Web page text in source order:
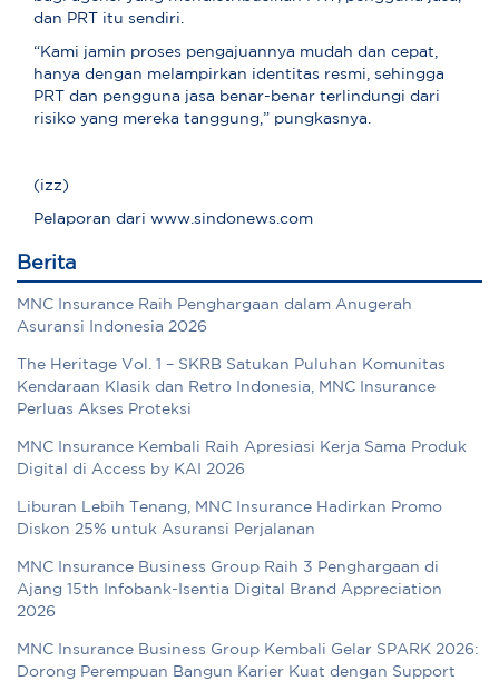
dan PRT itu sendiri.
“Kami jamin proses pengajuannya mudah dan cepat,
hanya dengan melampirkan identitas resmi, sehingga
PRT dan pengguna jasa benar-benar terlindungi dari
risiko yang mereka tanggung,” pungkasnya.
(izz)
Pelaporan dari www.sindonews.com
Berita
MNC Insurance Raih Penghargaan dalam Anugerah
Asuransi Indonesia 2026
The Heritage Vol. 1 – SKRB Satukan Puluhan Komunitas
Kendaraan Klasik dan Retro Indonesia, MNC Insurance
Perluas Akses Proteksi
MNC Insurance Kembali Raih Apresiasi Kerja Sama Produk
Digital di Access by KAI 2026
Liburan Lebih Tenang, MNC Insurance Hadirkan Promo
Diskon 25% untuk Asuransi Perjalanan
MNC Insurance Business Group Raih 3 Penghargaan di
Ajang 15th Infobank-Isentia Digital Brand Appreciation
2026
MNC Insurance Business Group Kembali Gelar SPARK 2026:
Dorong Perempuan Bangun Karier Kuat dengan Support